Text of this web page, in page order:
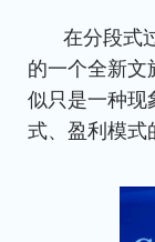
在分段式
的一个全新文
似只是一种现
式、盈利模式